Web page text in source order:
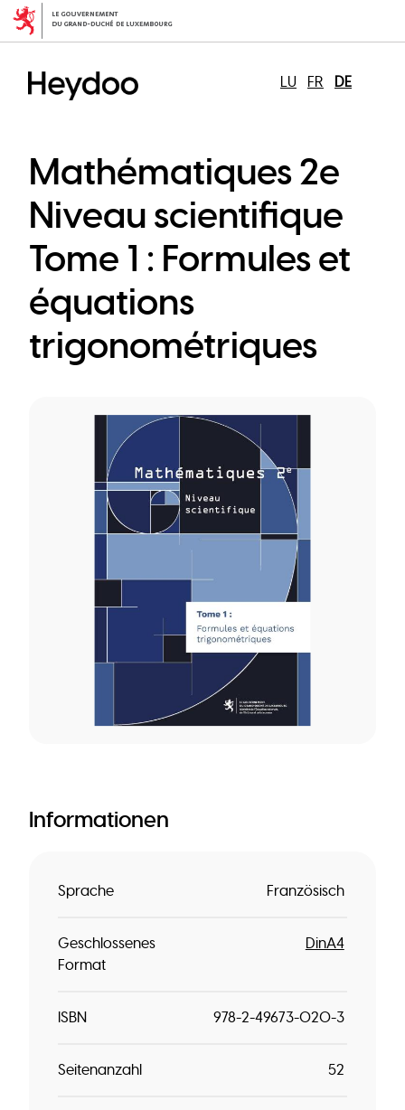
Direkt
zum
LU
FR DE
Mathématiques 2e
Niveau scientifique
Tome 1 : Formules et
équations
trigonométriques
Informationen
Sprache Französisch
Geschlossenes
Format
DinA4
ISBN 978-2-49673-020-3
Seitenanzahl 52